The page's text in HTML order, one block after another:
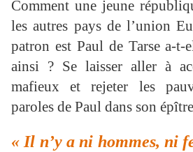
Comment une jeune
les autres pays de l’union
patron est Paul de Tarse a-t-
ainsi ? Se laisser aller à
mafieux et rejeter les
paroles de Paul dans son
« Il n’y a ni hommes, ni